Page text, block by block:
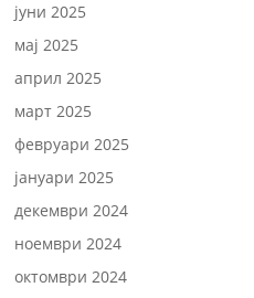
јуни 2025
мај 2025
април 2025
март 2025
февруари 2025
јануари 2025
декември 2024
ноември 2024
октомври 2024